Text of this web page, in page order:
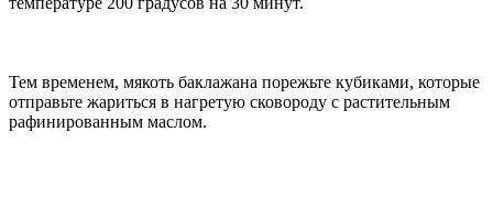
Тем временем, мякоть баклажана порежьте кубиками, которые
отправьте жариться в нагретую сковороду с растительным
рафинированным маслом.